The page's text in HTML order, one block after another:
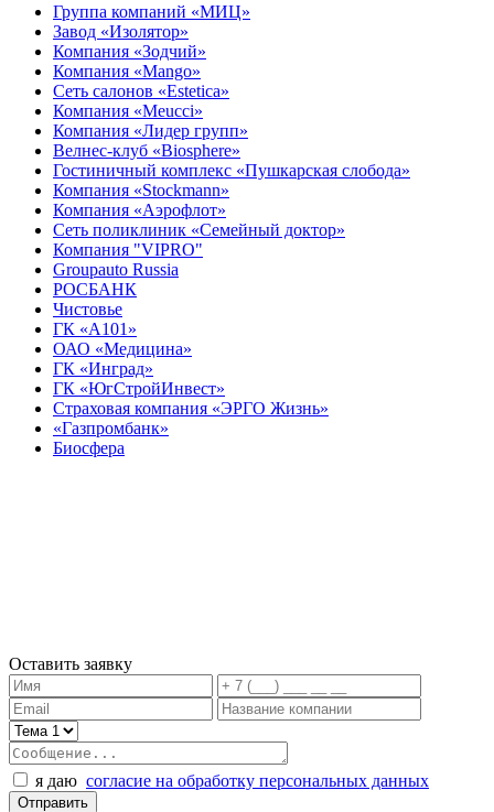
Группа компаний «МИЦ»
Завод «Изолятор»
Компания «Зодчий»
Компания «Mango»
Сеть салонов «Estetica»
Компания «Meucci»
Компания «Лидер групп»
Велнес-клуб «Biosphere»
Гостиничный комплекс «Пушкарская слобода»
Компания «Stockmann»
Компания «Аэрофлот»
Сеть поликлиник «Семейный доктор»
Компания "VIPRO"
Groupauto Russia
РОСБАНК
Чистовье
ГК «А101»
ОАО «Медицина»
ГК «Инград»
ГК «ЮгСтройИнвест»
Страховая компания «ЭРГО Жизнь»
«Газпромбанк»
Биосфера
Оставить заявку
я даю согласие на обработку персональных данных